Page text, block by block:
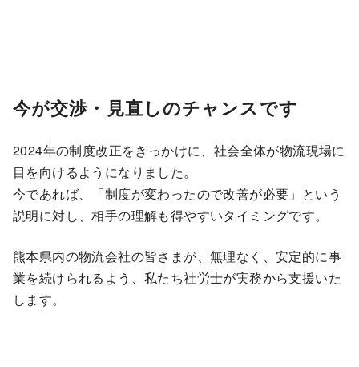
今が交渉・見直しのチャンスです
2024年の制度改正をきっかけに、社会全体が物流現場に
目を向けるようになりました。
今であれば、「制度が変わったので改善が必要」という
説明に対し、相手の理解も得やすいタイミングです。
熊本県内の物流会社の皆さまが、無理なく、安定的に事
業を続けられるよう、私たち社労士が実務から支援いた
します。